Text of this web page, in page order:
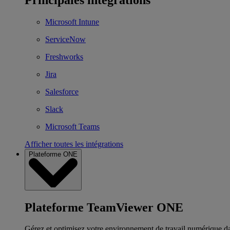
Microsoft Intune
ServiceNow
Freshworks
Jira
Salesforce
Slack
Microsoft Teams
Afficher toutes les intégrations
Plateforme ONE
Plateforme TeamViewer ONE